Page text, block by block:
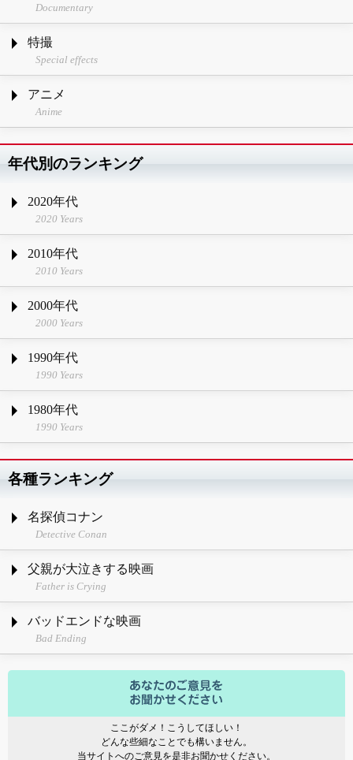
Documentary
特撮
Special effects
アニメ
Anime
年代別のランキング
2020年代
2020 Years
2010年代
2010 Years
2000年代
2000 Years
1990年代
1990 Years
1980年代
1990 Years
各種ランキング
名探偵コナン
Detective Conan
父親が大泣きする映画
Father is Crying
バッドエンドな映画
Bad Ending
ここがダメ！こうしてほしい！
どんな些細なことでも構いません。
当サイトへのご意見を是非お聞かせください。